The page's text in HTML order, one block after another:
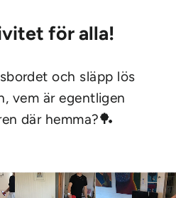
för alla!
och släpp lös
vem är egentligen
där hemma?🏓